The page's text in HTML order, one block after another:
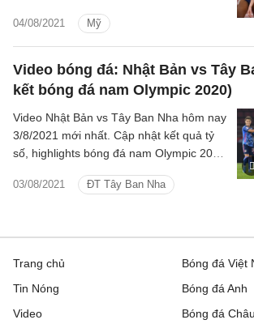
04/08/2021 Mỹ
Video bóng đá: Nhật Bản vs Tây
kết bóng đá nam Olympic 2020)
03/08/2021 ĐT Tây Ban Nha
Video Nhật Bản vs Tây Ban Nha hôm nay
3/8/2021 mới nhất. Cập nhật kết quả tỷ
số, highlights bóng đá nam Olympic 2020
Ban Nha.
Trang chủ
Tin Nóng
Video
Bóng đá Việt
Bóng đá Anh
Bóng đá